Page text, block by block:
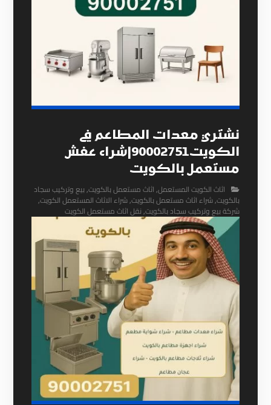
نشتري معدات المطاعم في
الكويت90002751|شراء عفش
مستعمل بالكويت
اثاث الكويت المستعمل,اثاث مستعمل بالكويت,بيع وتركيب سجاد
بالكويت,شراء اثاث مستعمل بالكويت,شراء الاثاث المستعمل الكويت,
شركة بيع وتركيب سجاد بالكويت,نقل اثاث مستعمل الكويت